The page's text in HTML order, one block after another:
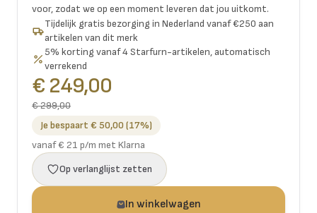
voor, zodat we op een moment leveren dat jou uitkomt.
Tijdelijk gratis bezorging in Nederland vanaf €250 aan
artikelen van dit merk
5% korting vanaf 4 Starfurn-artikelen, automatisch
verrekend
€ 249,00
€ 299,00
Je bespaart € 50,00 (17%)
vanaf € 21 p/m met Klarna
Op verlanglijst zetten
In winkelwagen